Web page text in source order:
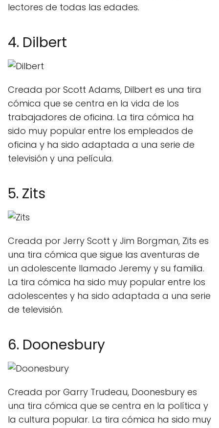
lectores de todas las edades.
4. Dilbert
Creada por Scott Adams, Dilbert es una tira
cómica que se centra en la vida de los
trabajadores de oficina. La tira cómica ha
sido muy popular entre los empleados de
oficina y ha sido adaptada a una serie de
televisión y una película.
5. Zits
Creada por Jerry Scott y Jim Borgman, Zits es
una tira cómica que sigue las aventuras de
un adolescente llamado Jeremy y su familia.
La tira cómica ha sido muy popular entre los
adolescentes y ha sido adaptada a una serie
de televisión.
6. Doonesbury
Creada por Garry Trudeau, Doonesbury es
una tira cómica que se centra en la política y
la cultura popular. La tira cómica ha sido muy